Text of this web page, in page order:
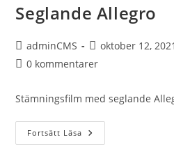
Seglande Allegro
Inläggsförfattare:
adminCMS
Inlägget
publicerat:
oktober 12, 2021
Kommentarer
inlägget:
0 kommentarer
Stämningsfilm med seglande
Fortsätt Läsa Seglande
Allegro